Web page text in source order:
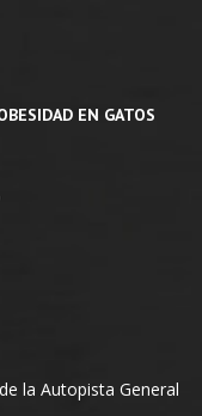
EN GATOS
la Autopista General